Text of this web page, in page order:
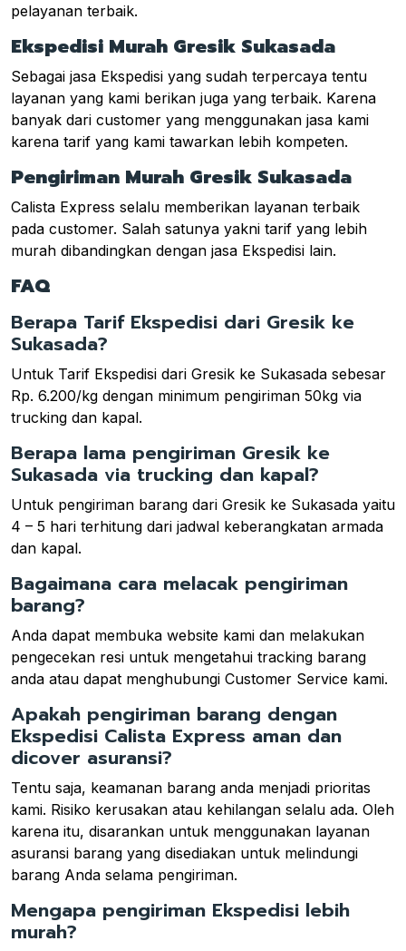
pelayanan terbaik.
Ekspedisi Murah Gresik Sukasada
Sebagai jasa Ekspedisi yang sudah terpercaya tentu
layanan yang kami berikan juga yang terbaik. Karena
banyak dari customer yang menggunakan jasa kami
karena tarif yang kami tawarkan lebih kompeten.
Pengiriman Murah Gresik Sukasada
Calista Express selalu memberikan layanan terbaik
pada customer. Salah satunya yakni tarif yang lebih
murah dibandingkan dengan jasa Ekspedisi lain.
FAQ
Berapa Tarif Ekspedisi dari Gresik ke
Sukasada?
Untuk Tarif Ekspedisi dari Gresik ke Sukasada sebesar
Rp. 6.200/kg dengan minimum pengiriman 50kg via
trucking dan kapal.
Berapa lama pengiriman Gresik ke
Sukasada via trucking dan kapal?
Untuk pengiriman barang dari Gresik ke Sukasada yaitu
4 – 5 hari terhitung dari jadwal keberangkatan armada
dan kapal.
Bagaimana cara melacak pengiriman
barang?
Anda dapat membuka website kami dan melakukan
pengecekan resi untuk mengetahui tracking barang
anda atau dapat menghubungi Customer Service kami.
Apakah pengiriman barang dengan
Ekspedisi Calista Express aman dan
dicover asuransi?
Tentu saja, keamanan barang anda menjadi prioritas
kami. Risiko kerusakan atau kehilangan selalu ada. Oleh
karena itu, disarankan untuk menggunakan layanan
asuransi barang yang disediakan untuk melindungi
barang Anda selama pengiriman.
Mengapa pengiriman Ekspedisi lebih
murah?